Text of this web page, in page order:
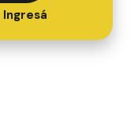
Ingresá